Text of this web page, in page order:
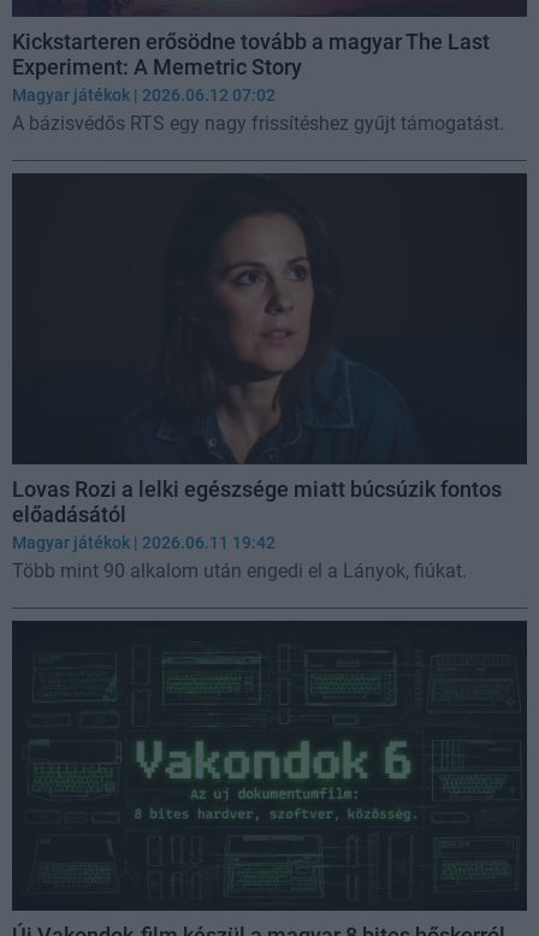
Kickstarteren erősödne tovább a magyar The Last
Experiment: A Memetric Story
Magyar játékok | 2026.06.12 07:02
A bázisvédős RTS egy nagy frissítéshez gyűjt támogatást.
Lovas Rozi a lelki egészsége miatt búcsúzik fontos
előadásától
Magyar játékok | 2026.06.11 19:42
Több mint 90 alkalom után engedi el a Lányok, fiúkat.